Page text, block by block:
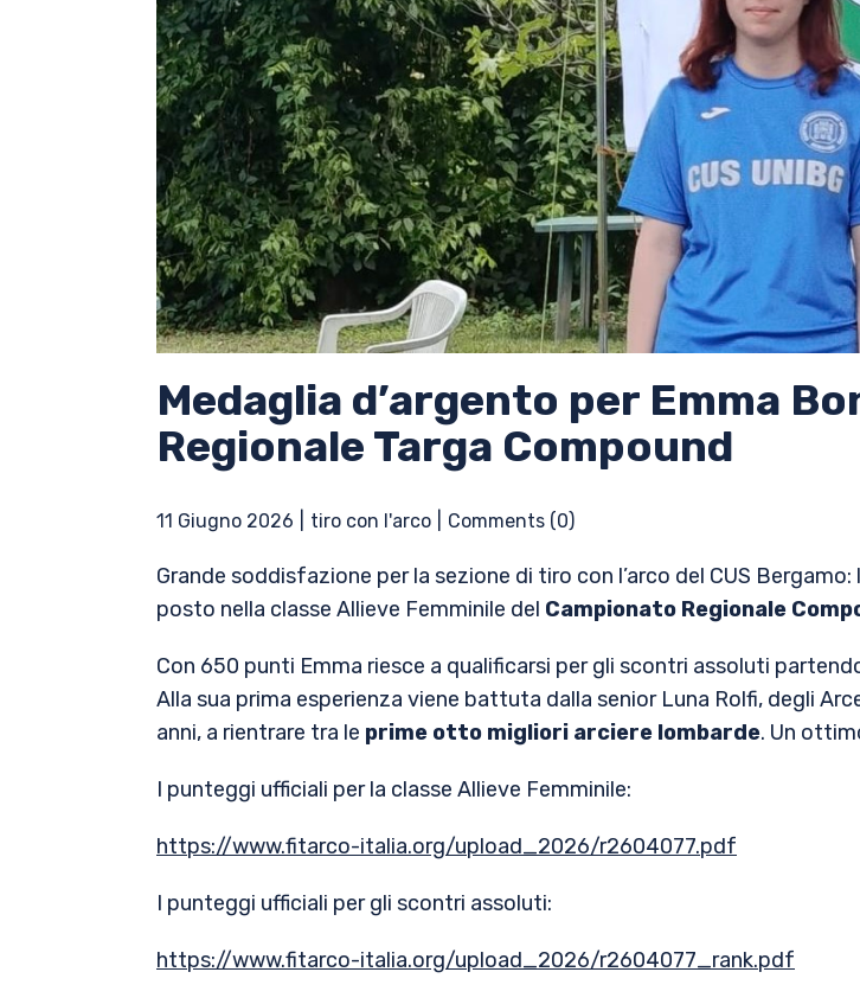
Medaglia d’argento per Emma
Regionale Targa Compound
11 Giugno 2026 tiro con l'arco Comments (0)
Grande soddisfazione per la sezione di tiro con l’arco del CUS
posto nella classe Allieve Femminile del Campionato Regionale
Con 650 punti Emma riesce a qualificarsi per gli scontri assoluti
Alla sua prima esperienza viene battuta dalla senior Luna Rolfi, degli
anni, a rientrare tra le prime otto migliori arciere lombarde. Un
I punteggi ufficiali per la classe Allieve Femminile:
https://www.fitarco-italia.org/upload_2026/r2604077.pdf
I punteggi ufficiali per gli scontri assoluti:
https://www.fitarco-italia.org/upload_2026/r2604077_rank.pdf